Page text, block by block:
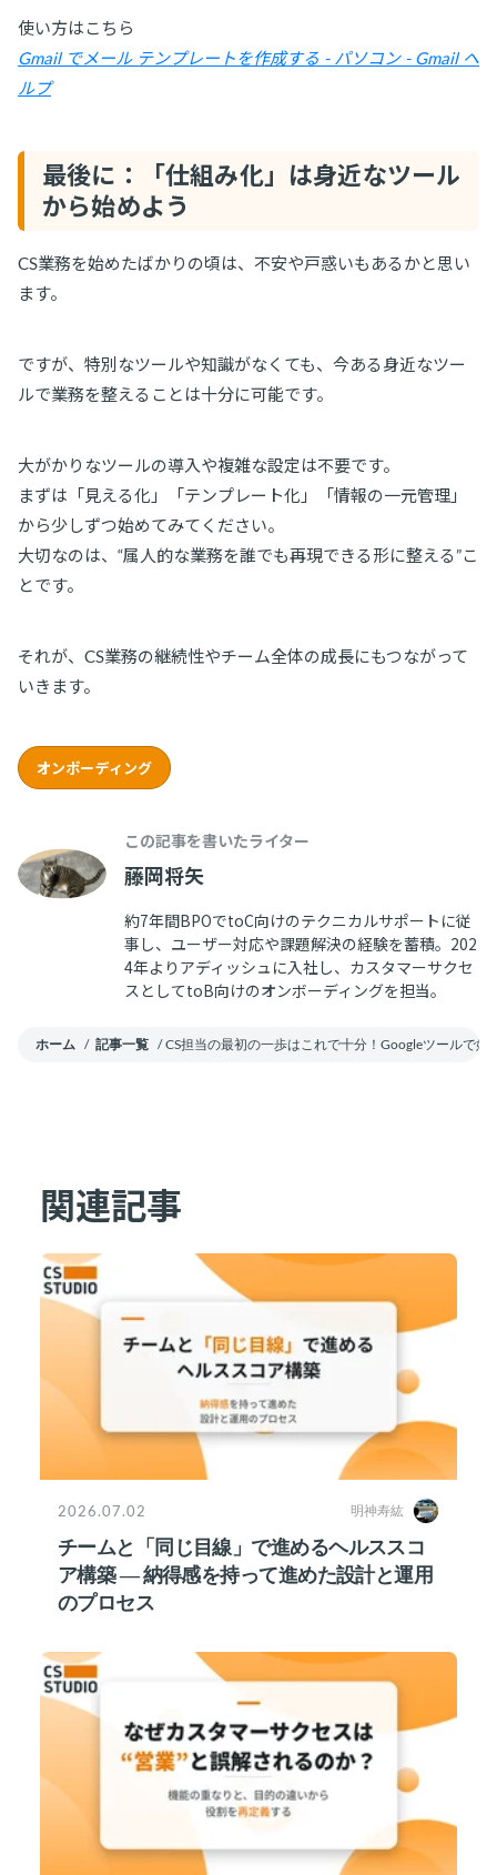
使い方はこちら
Gmail でメール テンプレートを作成する - パソコン - Gmail ヘ
ルプ
最後に：「仕組み化」は身近なツール
から始めよう
CS業務を始めたばかりの頃は、不安や戸惑いもあるかと思い
ます。
ですが、特別なツールや知識がなくても、今ある身近なツー
ルで業務を整えることは十分に可能です。
大がかりなツールの導入や複雑な設定は不要です。
まずは「見える化」「テンプレート化」「情報の一元管理」
から少しずつ始めてみてください。
大切なのは、“属人的な業務を誰でも再現できる形に整える”こ
とです。
それが、CS業務の継続性やチーム全体の成長にもつながって
いきます。
オンボーディング
この記事を書いたライター
藤岡将矢
約7年間BPOでtoC向けのテクニカルサポートに従
事し、ユーザー対応や課題解決の経験を蓄積。202
4年よりアディッシュに入社し、カスタマーサクセ
スとしてtoB向けのオンボーディングを担当。
ホーム / 記事一覧 /CS担当の最初の一歩はこれで十分！Googleツールで始
関連記事
2026.07.02 明神寿紘
チームと「同じ目線」で進めるヘルススコ
ア構築 ― 納得感を持って進めた設計と運用
のプロセス